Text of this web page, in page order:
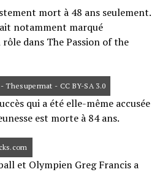
mort à 48 ans seulement.
notamment marqué
dans The Passion of the
- CC BY-SA 3.0
qui a été elle-même accusée
est morte à 84 ans.
et Olympien Greg Francis a